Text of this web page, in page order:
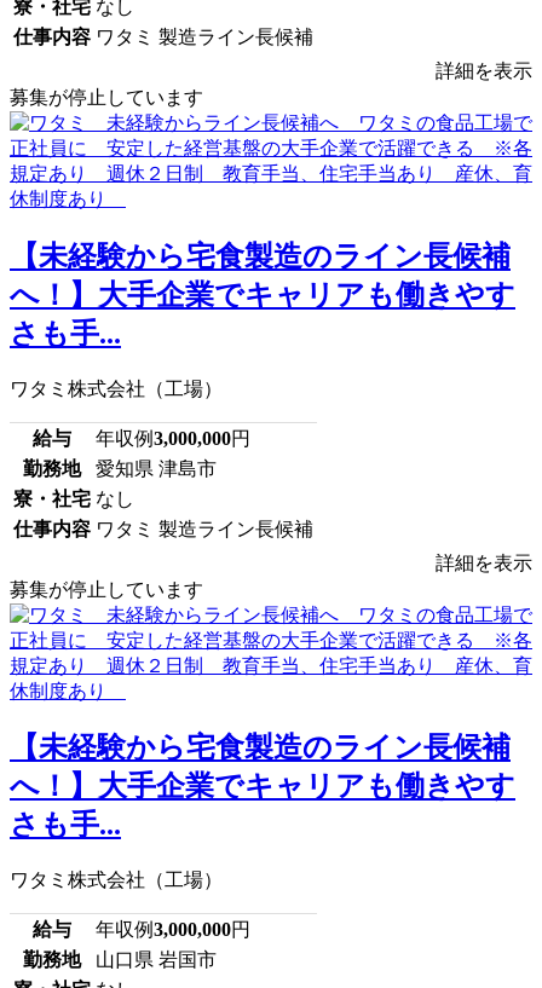
寮・社宅 なし
仕事内容 ワタミ 製造ライン長候補
詳細を表示
募集が停止しています
【未経験から宅食製造のライン長候補
へ！】大手企業でキャリアも働きやす
さも手...
ワタミ株式会社（工場）
給与 年収例3,000,000円
勤務地
愛知県 津島市
寮・社宅 なし
仕事内容 ワタミ 製造ライン長候補
詳細を表示
募集が停止しています
【未経験から宅食製造のライン長候補
へ！】大手企業でキャリアも働きやす
さも手...
ワタミ株式会社（工場）
給与 年収例3,000,000円
勤務地
山口県 岩国市